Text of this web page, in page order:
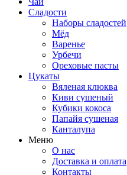
Сладости
Наборы сладостей
Мёд
Варенье
Урбечи
Ореховые пасты
Цукаты
Вяленая клюква
Киви сушеный
Кубики кокоса
Папайя сушеная
Канталупа
Меню
О нас
Доставка и оплата
Контакты